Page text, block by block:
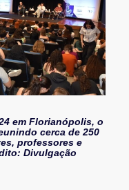
em Florianópolis, o
cerca de 250
professores e
Divulgação